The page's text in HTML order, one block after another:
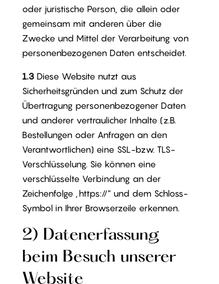
oder juristische Person, die allein oder
gemeinsam mit anderen über die
Zwecke und Mittel der Verarbeitung von
personenbezogenen Daten entscheidet.
1.3Diese Website nutzt aus
Sicherheitsgründen und zum Schutz der
Übertragung personenbezogener Daten
und anderer vertraulicher Inhalte (z.B.
Bestellungen oder Anfragen an den
Verantwortlichen) eine SSL-bzw. TLS-
Verschlüsselung. Sie können eine
verschlüsselte Verbindung an der
Zeichenfolge „https://“ und dem Schloss-
Symbol in Ihrer Browserzeile erkennen.
2) Datenerfassung
beim Besuch unserer
Website